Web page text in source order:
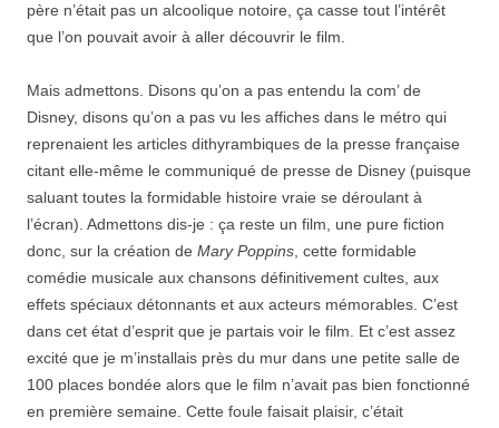
père n’était pas un alcoolique notoire, ça casse tout l’intérêt
que l’on pouvait avoir à aller découvrir le film.
Mais admettons. Disons qu’on a pas entendu la com’ de
Disney, disons qu’on a pas vu les affiches dans le métro qui
reprenaient les articles dithyrambiques de la presse française
citant elle-même le communiqué de presse de Disney (puisque
saluant toutes la formidable histoire vraie se déroulant à
l’écran). Admettons dis-je : ça reste un film, une pure fiction
donc, sur la création de Mary Poppins , cette formidable
comédie musicale aux chansons définitivement cultes, aux
effets spéciaux détonnants et aux acteurs mémorables. C’est
dans cet état d’esprit que je partais voir le film. Et c’est assez
excité que je m’installais près du mur dans une petite salle de
100 places bondée alors que le film n’avait pas bien fonctionné
en première semaine. Cette foule faisait plaisir, c’était